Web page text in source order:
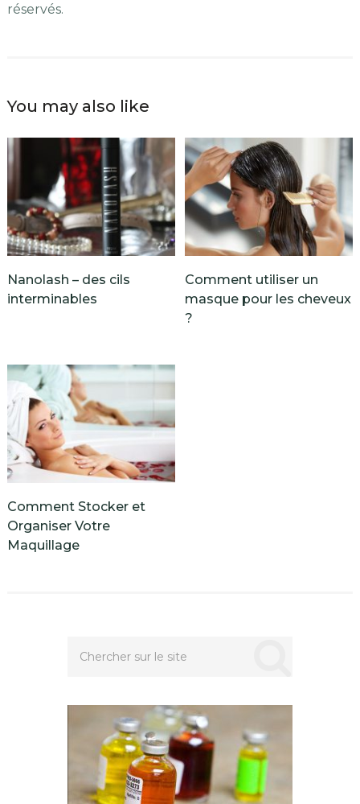
réservés.
You may also like
Nanolash – des cils
interminables
Comment utiliser un
masque pour les cheveux
?
Comment Stocker et
Organiser Votre
Maquillage